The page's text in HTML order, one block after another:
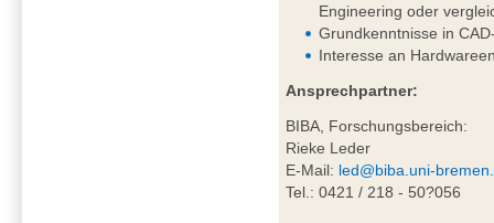
Engineering oder
Grundkenntnisse in
Interesse an
Ansprechpartner:
BIBA, Forschungsbereich:
Rieke Leder
E-Mail: led@biba.uni-
Tel.: 0421 / 218 - 50?056